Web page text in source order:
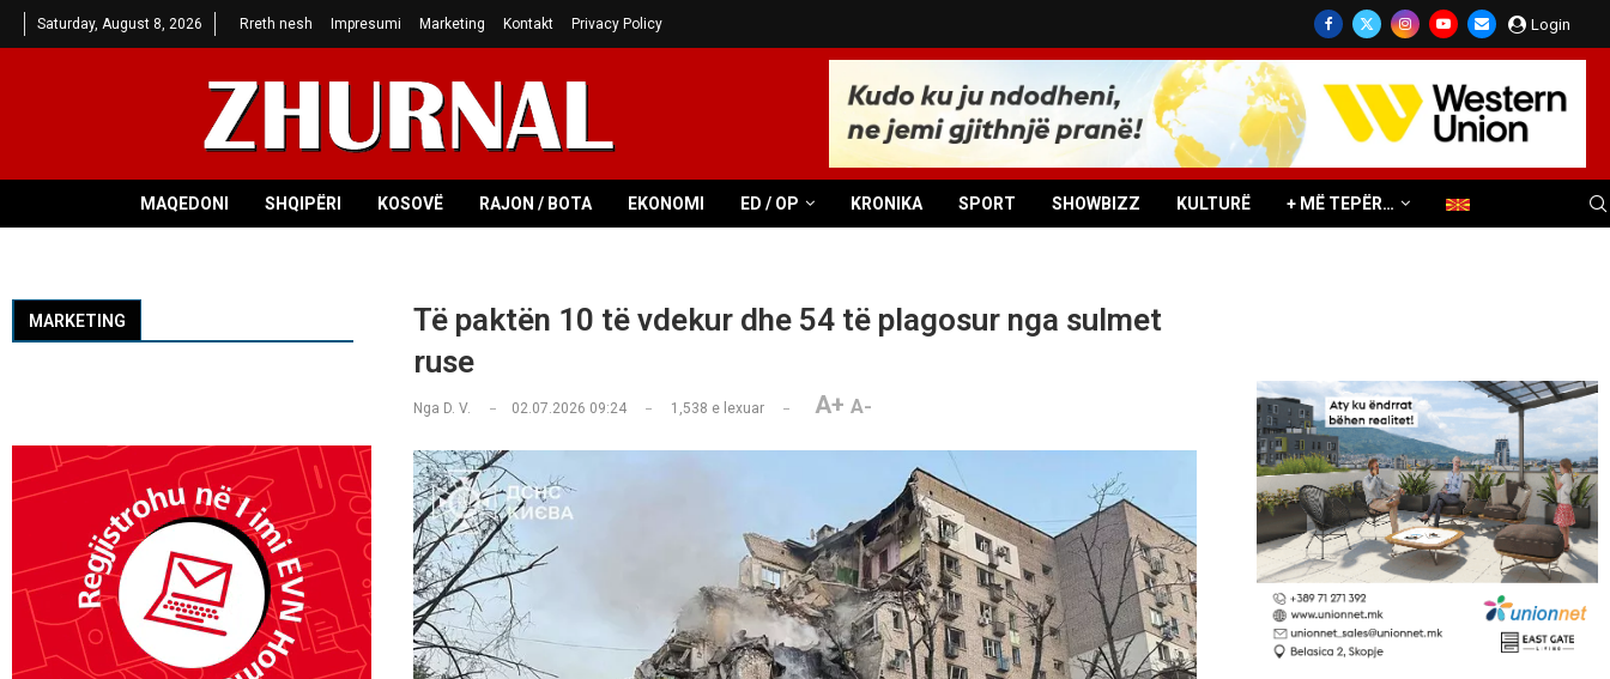
Saturday, August 8, 2026 Rreth nesh Impresumi Marketing Kontakt Privacy Policy Login
MAQEDONI SHQIPËRI KOSOVË RAJON / BOTA EKONOMI ED / OP KRONIKA SPORT SHOWBIZZ KULTURË + MË TEPËR…
Të paktën 10 të vdekur dhe 54 të plagosur nga sulmet
ruse
Nga D. V. 02.07.2026 09:24 1,538 e lexuar A+ A-
MARKETING